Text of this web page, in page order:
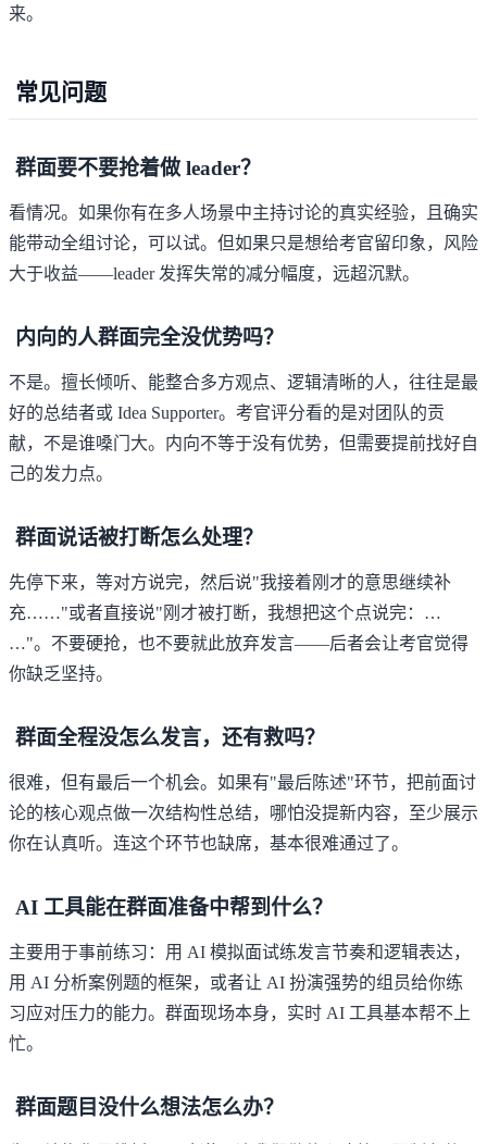
来。
常见问题
群面要不要抢着做 leader？
看情况。如果你有在多人场景中主持讨论的真实经验，且确实
能带动全组讨论，可以试。但如果只是想给考官留印象，风险
大于收益——leader 发挥失常的减分幅度，远超沉默。
内向的人群面完全没优势吗？
不是。擅长倾听、能整合多方观点、逻辑清晰的人，往往是最
好的总结者或 Idea Supporter。考官评分看的是对团队的贡
献，不是谁嗓门大。内向不等于没有优势，但需要提前找好自
己的发力点。
群面说话被打断怎么处理？
先停下来，等对方说完，然后说"我接着刚才的意思继续补
充……"或者直接说"刚才被打断，我想把这个点说完：…
…"。不要硬抢，也不要就此放弃发言——后者会让考官觉得
你缺乏坚持。
群面全程没怎么发言，还有救吗？
很难，但有最后一个机会。如果有"最后陈述"环节，把前面讨
论的核心观点做一次结构性总结，哪怕没提新内容，至少展示
你在认真听。连这个环节也缺席，基本很难通过了。
AI 工具能在群面准备中帮到什么？
主要用于事前练习：用 AI 模拟面试练发言节奏和逻辑表达，
用 AI 分析案例题的框架，或者让 AI 扮演强势的组员给你练
习应对压力的能力。群面现场本身，实时 AI 工具基本帮不上
忙。
群面题目没什么想法怎么办？